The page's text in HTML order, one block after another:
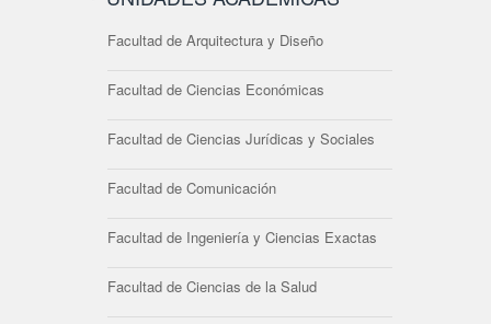
Facultad de Arquitectura y Diseño
Facultad de Ciencias Económicas
Facultad de Ciencias Jurídicas y Sociales
Facultad de Comunicación
Facultad de Ingeniería y Ciencias Exactas
Facultad de Ciencias de la Salud